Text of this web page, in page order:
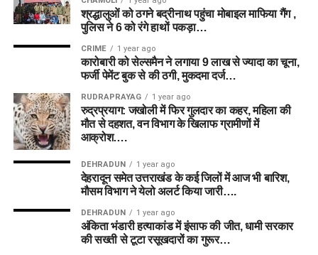
श्रद्धालुओं को ठगने बद्रीनाथ पहुंचा मोबाइल माफिया गैंग ,
पुलिस ने 6 को रंगे हाथों पकड़ा…
CRIME 1 year ago
कारोबारी को सेल्समैन ने लगाया 9 लाख से ज्यादा का चूना,
फर्जी पेमेंट बुक से की ठगी, मुकदमा दर्ज…
RUDRAPRAYAG 1 year ago
रुद्रप्रयाग: जखोली में फिर गुलदार का कहर, महिला की
मौत से दहशत, वन विभाग के खिलाफ ग्रामीणों में
आक्रोश….
DEHRADUN 1 year ago
देहरादून समेत उत्तराखंड के कई जिलों में आज भी बारिश,
मौसम विभाग ने येलो अलर्ट किया जारी….
DEHRADUN 1 year ago
अंकिता भंडारी हत्याकांड में इंसाफ की जीत, धामी सरकार
की सख्ती से टूटा रसूखदारों का गुरूर…